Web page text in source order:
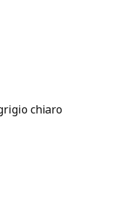
chiaro
Recensioni totali: 156